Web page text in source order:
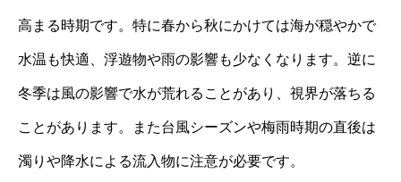
高まる時期です。特に春から秋にかけては海が穏やかで
水温も快適、浮遊物や雨の影響も少なくなります。逆に
冬季は風の影響で水が荒れることがあり、視界が落ちる
ことがあります。また台風シーズンや梅雨時期の直後は
濁りや降水による流入物に注意が必要です。